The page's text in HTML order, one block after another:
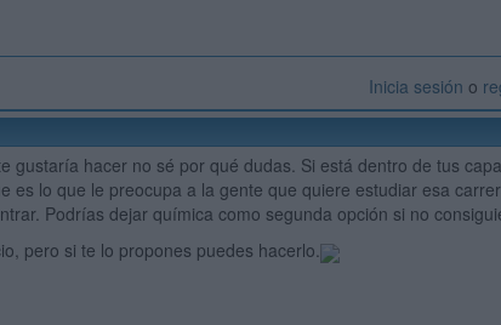
Inicia sesión o
gustaría hacer no sé por qué dudas. Si está dentro de tus
es lo que le preocupa a la gente que quiere estudiar esa
Podrías dejar química como segunda opción si no
pero si te lo propones puedes hacerlo.